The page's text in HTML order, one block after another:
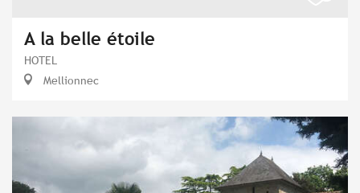
A la belle étoile
HOTEL
Mellionnec